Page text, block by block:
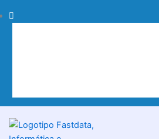
to
Procurar